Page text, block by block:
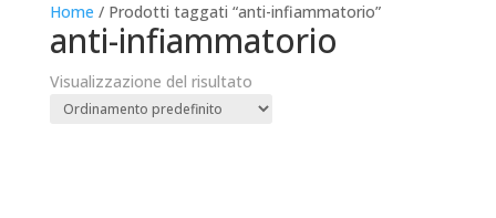
Home / Prodotti taggati “anti-infiammatorio”
anti-infiammatorio
Visualizzazione del risultato